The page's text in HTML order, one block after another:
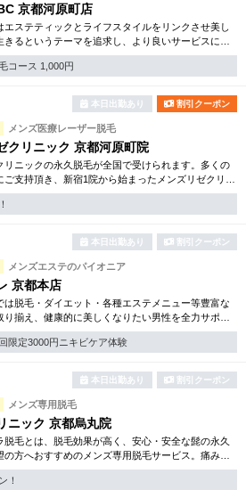
女性スタッフのみ
だわり条件を変更
閉じる
京都河原町店
エステティックとライフスタイルをリンクさせ美し
きるというテーマを追求し、より良いサービスに努
自社開発のホームケア化粧品も多数。お得な体験コ
す。
コース 1,000円
本日出勤あり 割引クーポン
メンズ医療レーザー脱毛
クリニック 京都河原町院
リニックの永久脱毛が全国で受けられます。多くの
ご支持頂き、新宿1院から始まったメンズリゼクリニ
では提携院含め全国10院を展開するクリニックにな
本日出勤あり 割引クーポン
メンズエステのパイオニア
京都本店
は脱毛・ダイエット・各種エステメニュー等豊富な
り揃え、健康的に美しくなりたい男性を全力サポー
軽にお試し頂けるコースも幅広く取り揃えいます。
駅近です。
限定3000円ニキビケア体験
本日出勤あり 割引クーポン
メンズ専用脱毛
ニック 京都烏丸院
脱毛とは、脱毛効果が高く、安心・安全な髭の永久
の方へおすすめのメンズ専用脱毛サービス。痛みに
療用麻酔を3種ご用意、医療認可の脱毛機のみを使
も万全です。
！